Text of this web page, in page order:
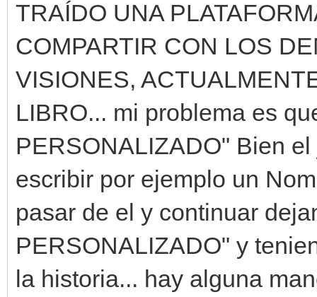
TRAÍDO UNA
COMPARTIR CON LOS
VISIONES,
LIBRO... mi problema es
PERSONALIZADO" Bien
escribir por ejemplo un
pasar de el y continuar
PERSONALIZADO" y
la historia... hay alguna